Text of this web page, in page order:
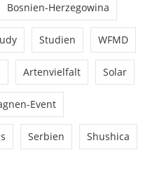
Bosnien-Herzegowina
Studien WFMD
Artenvielfalt Solar
Event
Serbien Shushica